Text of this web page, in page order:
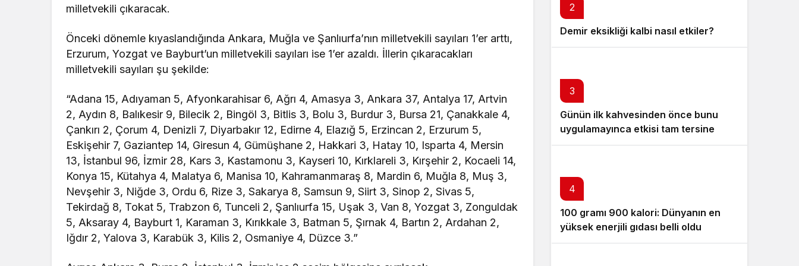
milletvekili çıkaracak.
Önceki dönemle kıyaslandığında Ankara, Muğla ve Şanlıurfa’nın milletvekili sayıları 1’er arttı,
Erzurum, Yozgat ve Bayburt’un milletvekili sayıları ise 1’er azaldı. İllerin çıkaracakları
milletvekili sayıları şu şekilde:
“Adana 15, Adıyaman 5, Afyonkarahisar 6, Ağrı 4, Amasya 3, Ankara 37, Antalya 17, Artvin
2, Aydın 8, Balıkesir 9, Bilecik 2, Bingöl 3, Bitlis 3, Bolu 3, Burdur 3, Bursa 21, Çanakkale 4,
Çankırı 2, Çorum 4, Denizli 7, Diyarbakır 12, Edirne 4, Elazığ 5, Erzincan 2, Erzurum 5,
Eskişehir 7, Gaziantep 14, Giresun 4, Gümüşhane 2, Hakkari 3, Hatay 10, Isparta 4, Mersin
13, İstanbul 96, İzmir 28, Kars 3, Kastamonu 3, Kayseri 10, Kırklareli 3, Kırşehir 2, Kocaeli 14,
Konya 15, Kütahya 4, Malatya 6, Manisa 10, Kahramanmaraş 8, Mardin 6, Muğla 8, Muş 3,
Nevşehir 3, Niğde 3, Ordu 6, Rize 3, Sakarya 8, Samsun 9, Siirt 3, Sinop 2, Sivas 5,
Tekirdağ 8, Tokat 5, Trabzon 6, Tunceli 2, Şanlıurfa 15, Uşak 3, Van 8, Yozgat 3, Zonguldak
5, Aksaray 4, Bayburt 1, Karaman 3, Kırıkkale 3, Batman 5, Şırnak 4, Bartın 2, Ardahan 2,
Iğdır 2, Yalova 3, Karabük 3, Kilis 2, Osmaniye 4, Düzce 3.”
2
Demir eksikliği kalbi nasıl etkiler?
3
Günün ilk kahvesinden önce bunu
uygulamayınca etkisi tam tersine
dönüyor
4
100 gramı 900 kalori: Dünyanın en
yüksek enerjili gıdası belli oldu